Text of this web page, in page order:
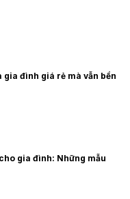
gia đình giá rẻ mà vẫn bền
gia đình: Những mẫu